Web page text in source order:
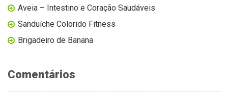
Aveia – Intestino e Coração Saudáveis
Sanduíche Colorido Fitness
Brigadeiro de Banana
Comentários